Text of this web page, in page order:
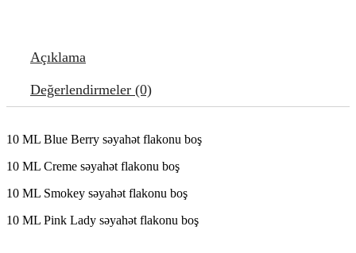
Açıklama
Değerlendirmeler (0)
10 ML Blue Berry səyahət flakonu boş
10 ML Creme səyahət flakonu boş
10 ML Smokey səyahət flakonu boş
10 ML Pink Lady səyahət flakonu boş